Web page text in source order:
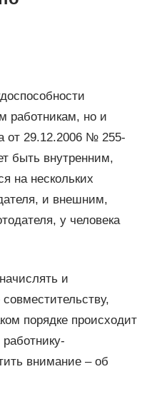
работникам, но и
от 29.12.2006 № 255-
быть внутренним,
на нескольких
и внешним,
у человека
и
порядке происходит
внимание – об